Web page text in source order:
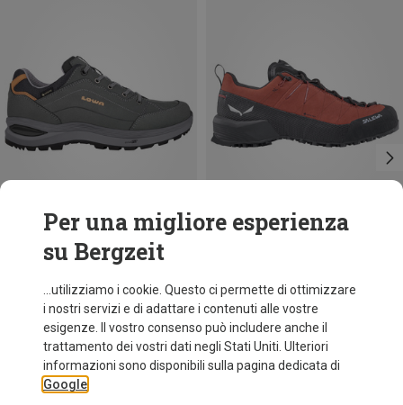
Taglie
Scarpe Renegade Evo GTX Low donna
199,95 €
Per una migliore esperienza
su Bergzeit
...utilizziamo i cookie. Questo ci permette di ottimizzare
i nostri servizi e di adattare i contenuti alle vostre
esigenze. Il vostro consenso può includere anche il
trattamento dei vostri dati negli Stati Uniti. Ulteriori
informazioni sono disponibili sulla pagina dedicata di
Google